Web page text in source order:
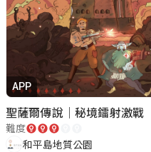
APP
聖薩爾傳說｜秘境鐳射激戰
難度
和平島地質公園